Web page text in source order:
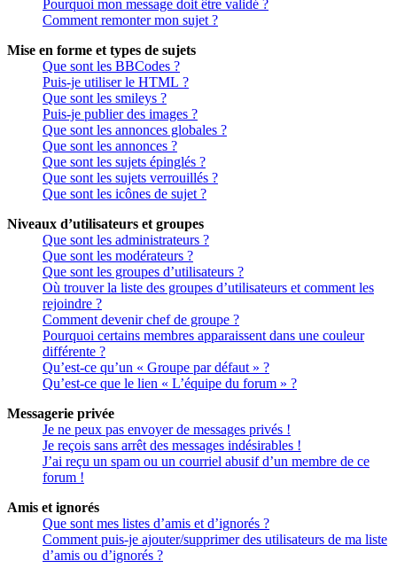
Pourquoi mon message doit être validé ?
Comment remonter mon sujet ?
Mise en forme et types de sujets
Que sont les BBCodes ?
Puis-je utiliser le HTML ?
Que sont les smileys ?
Puis-je publier des images ?
Que sont les annonces globales ?
Que sont les annonces ?
Que sont les sujets épinglés ?
Que sont les sujets verrouillés ?
Que sont les icônes de sujet ?
Niveaux d’utilisateurs et groupes
Que sont les administrateurs ?
Que sont les modérateurs ?
Que sont les groupes d’utilisateurs ?
Où trouver la liste des groupes d’utilisateurs et comment les
rejoindre ?
Comment devenir chef de groupe ?
Pourquoi certains membres apparaissent dans une couleur
différente ?
Qu’est-ce qu’un « Groupe par défaut » ?
Qu’est-ce que le lien « L’équipe du forum » ?
Messagerie privée
Je ne peux pas envoyer de messages privés !
Je reçois sans arrêt des messages indésirables !
J’ai reçu un spam ou un courriel abusif d’un membre de ce
forum !
Amis et ignorés
Que sont mes listes d’amis et d’ignorés ?
Comment puis-je ajouter/supprimer des utilisateurs de ma liste
d’amis ou d’ignorés ?